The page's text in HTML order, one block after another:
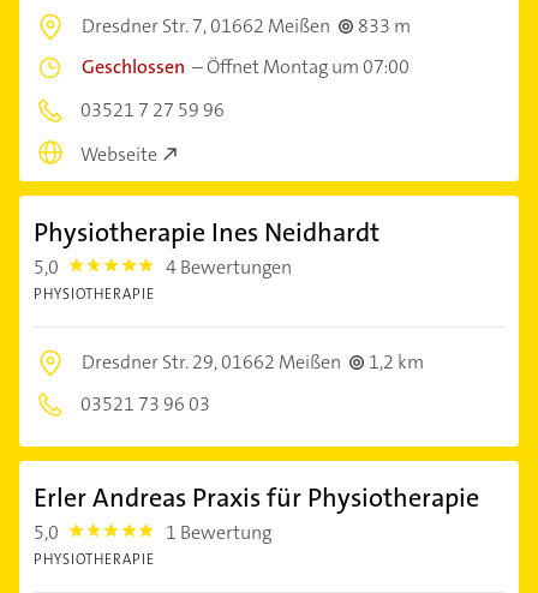
Dresdner Str. 7,01662 Meißen
833 m
Geschlossen –Öffnet Montag um 07:00
03521 7 27 59 96
Webseite
Physiotherapie Ines Neidhardt
5,0 5.0 4 Bewertungen
PHYSIOTHERAPIE
Dresdner Str. 29,01662 Meißen
1,2 km
03521 73 96 03
Erler Andreas Praxis für Physiotherapie
5,0 5.0 1 Bewertung
PHYSIOTHERAPIE